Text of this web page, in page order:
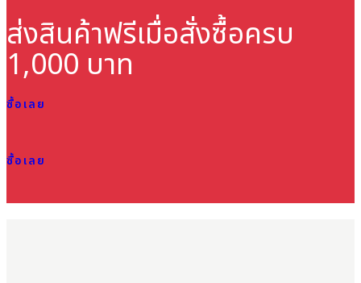
ส่งสินค้าฟรีเมื่อสั่งซื้อครบ
1,000 บาท
ซื้อเลย
ซื้อเลย